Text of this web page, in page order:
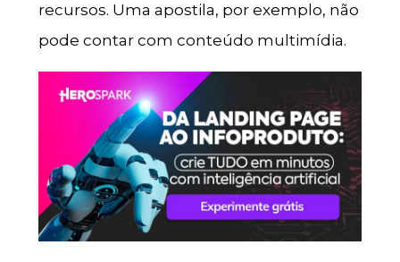
recursos. Uma apostila, por exemplo, não
pode contar com conteúdo multimídia.